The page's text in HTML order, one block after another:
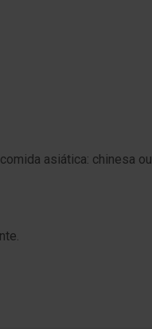
asiática: chinesa ou